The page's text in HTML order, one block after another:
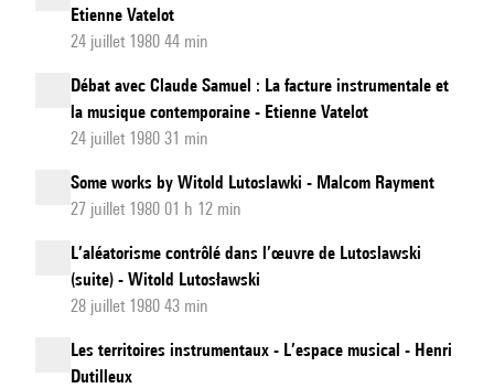
Etienne Vatelot
24 juillet 1980 44 min
Débat avec Claude Samuel : La facture instrumentale et
la musique contemporaine - Etienne Vatelot
24 juillet 1980 31 min
Some works by Witold Lutoslawki - Malcom Rayment
27 juillet 1980 01 h 12 min
L’aléatorisme contrôlé dans l’œuvre de Lutoslawski
(suite) - Witold Lutosławski
28 juillet 1980 43 min
Les territoires instrumentaux - L’espace musical - Henri
Dutilleux